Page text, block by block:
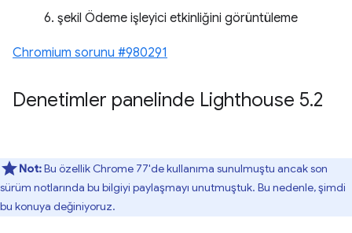
6. şekil Ödeme işleyici etkinliğini görüntüleme
Chromium sorunu #980291
Denetimler panelinde Lighthouse 5.2
Not:Bu özellik Chrome 77'de kullanıma sunulmuştu ancak son
sürüm notlarında bu bilgiyi paylaşmayı unutmuştuk. Bu nedenle, şimdi
bu konuya değiniyoruz.